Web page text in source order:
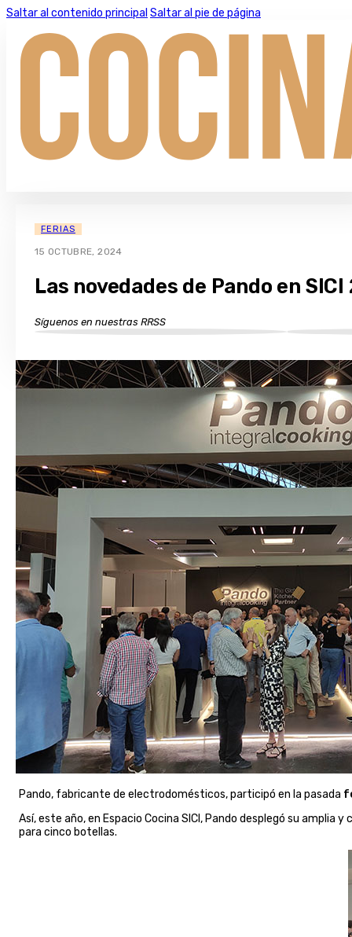
Saltar al contenido principal Saltar al pie de página
FERIAS
15 OCTUBRE, 2024
Las novedades de Pando en
Síguenos en nuestras RRSS
Pando, fabricante de electrodomésticos, participó en la pasada
Así, este año, en Espacio Cocina SICI, Pando desplegó su
para cinco botellas.